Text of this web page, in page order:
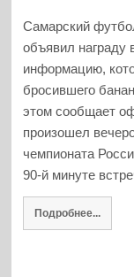
Самарский
объявил награду
информацию,
бросившего
этом сообщает
произошел
чемпионата
90-й минуте
Подробнее...